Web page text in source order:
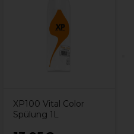
XP100 Vital Color
Spülung 1L